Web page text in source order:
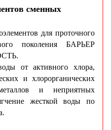
сменных
для проточного
поколения БАРЬЕР
от активного хлора,
и хлорорганических
и неприятных
жесткой воды по